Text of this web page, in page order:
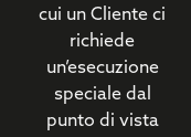
cui un Cliente ci
richiede
un’esecuzione
speciale dal
punto di vista